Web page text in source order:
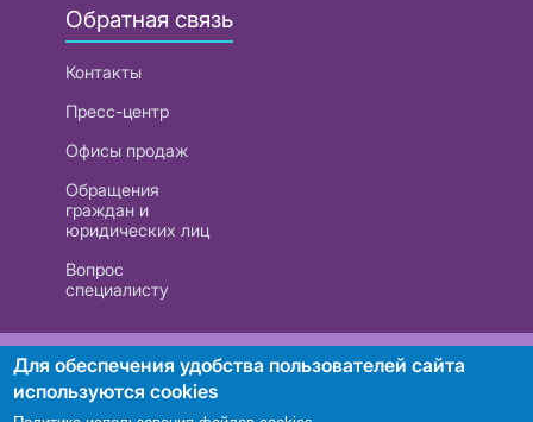
Обратная связь
Контакты
Пресс-центр
Офисы продаж
Обращения
граждан и
юридических лиц
Вопрос
специалисту
РУП «Белтелеком». УНП 101007741
Для обеспечения удобства пользователей сайта
используются cookies